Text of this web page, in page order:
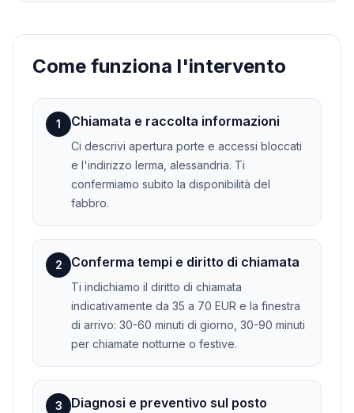
Come funziona l'intervento
1 Chiamata e raccolta informazioni
Ci descrivi apertura porte e accessi bloccati
e l'indirizzo lerma, alessandria. Ti
confermiamo subito la disponibilità del
fabbro.
2 Conferma tempi e diritto di chiamata
Ti indichiamo il diritto di chiamata
indicativamente da 35 a 70 EUR e la finestra
di arrivo: 30-60 minuti di giorno, 30-90 minuti
per chiamate notturne o festive.
3 Diagnosi e preventivo sul posto